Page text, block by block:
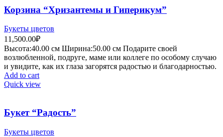
Корзина “Хризантемы и Гиперикум”
Букеты цветов
11,500.00₽
Высота:40.00 см Ширина:50.00 см Подарите своей
возлюбленной, подруге, маме или коллеге по особому случаю
и увидите, как их глаза загорятся радостью и благодарностью.
Add to cart
Quick view
Букет “Радость”
Букеты цветов